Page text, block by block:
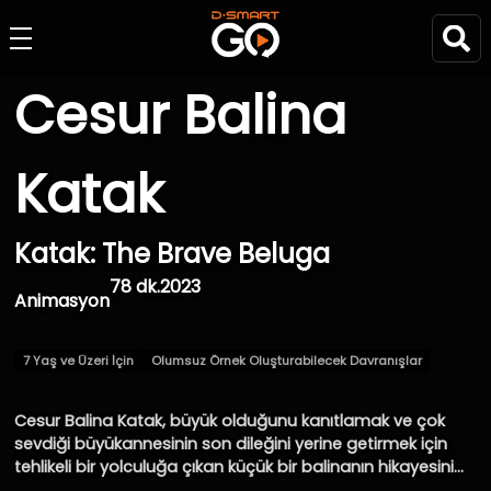
Cesur Balina
Katak
Katak: The Brave Beluga
Animasyon
78 dk.2023
7 Yaş ve Üzeri İçin Olumsuz Örnek Oluşturabilecek Davranışlar
Cesur Balina Katak, büyük olduğunu kanıtlamak ve çok
sevdiği büyükannesinin son dileğini yerine getirmek için
tehlikeli bir yolculuğa çıkan küçük bir balinanın hikayesini